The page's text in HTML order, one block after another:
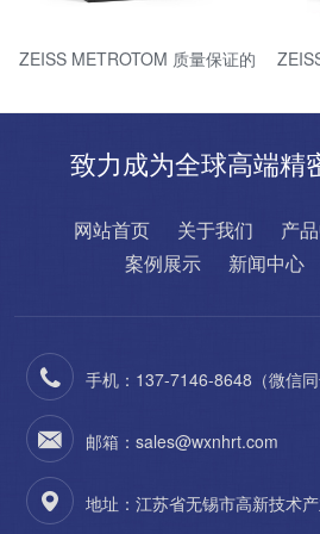
ZEISS METROTOM 质量保证的
致力成为全球高端精
网站首页 关于我们 产
案例展示
新闻中心
手机：137-7146-8648（微信同
邮箱：sales@wxnhrt.com
地址：江苏省无锡市高新技术